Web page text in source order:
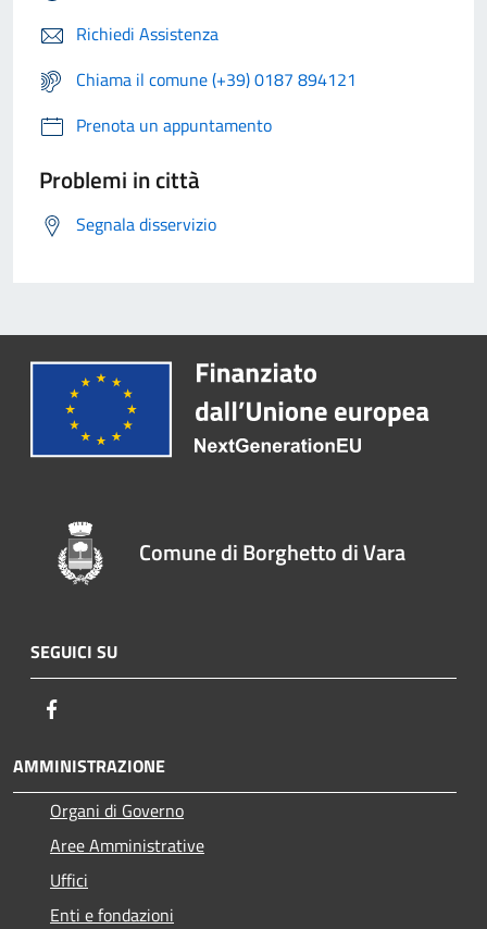
Richiedi Assistenza
Chiama il comune (+39) 0187 894121
Prenota un appuntamento
Problemi in città
Segnala disservizio
Comune di Borghetto di Vara
SEGUICI SU
AMMINISTRAZIONE
Organi di Governo
Aree Amministrative
Uffici
Enti e fondazioni